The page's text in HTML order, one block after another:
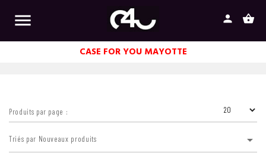
 shopping_basket
person
CASE FOR YOU MAYOTTE
Produits par page :
Triés par Nouveaux produits 